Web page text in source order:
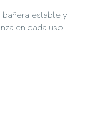
bañera estable y
en cada uso.